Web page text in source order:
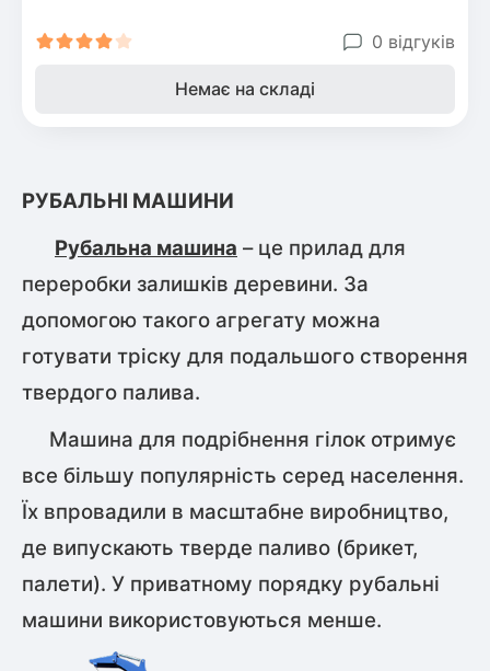
0 відгуків
Немає на складі
РУБАЛЬНІ МАШИНИ
Рубальна машина – це прилад для
переробки залишків деревини. За
допомогою такого агрегату можна
готувати тріску для подальшого створення
твердого палива.
Машина для подрібнення гілок отримує
все більшу популярність серед населення.
Їх впровадили в масштабне виробництво,
де випускають тверде паливо (брикет,
палети). У приватному порядку рубальні
машини використовуються менше.